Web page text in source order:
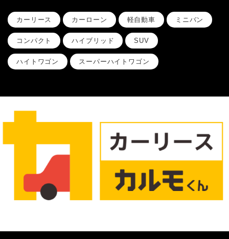
カーリース カーローン 軽自動車 ミニバン
コンパクト ハイブリッド SUV
ハイトワゴン スーパーハイトワゴン